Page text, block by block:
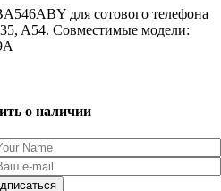
для сотового телефона
A54. Совместимые модели:
о наличии